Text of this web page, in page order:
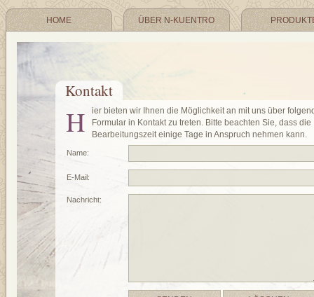
HOME ÜBER N-KUENTRO
Kontakt
H
ier bieten wir Ihnen die Möglichkeit an mit uns über
Formular in Kontakt zu treten. Bitte beachten Sie, dass die
Bearbeitungszeit einige Tage in Anspruch nehmen kann.
Name:
E-Mail:
Nachricht: